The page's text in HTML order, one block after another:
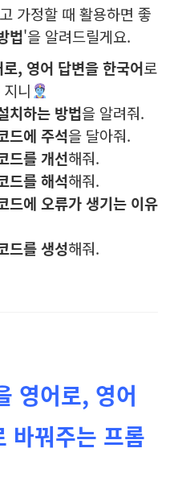
가정할 때 활용하면 좋
법'을 알려드릴게요.
, 영어 답변을 한국어로
니
치하는 방법을 알려줘.
드에 주석을 달아줘.
드를 개선해줘.
드를해석해줘.
드에 오류가 생기는 이유
드를 생성해줘.
영어로, 영어
바꿔주는 프롬